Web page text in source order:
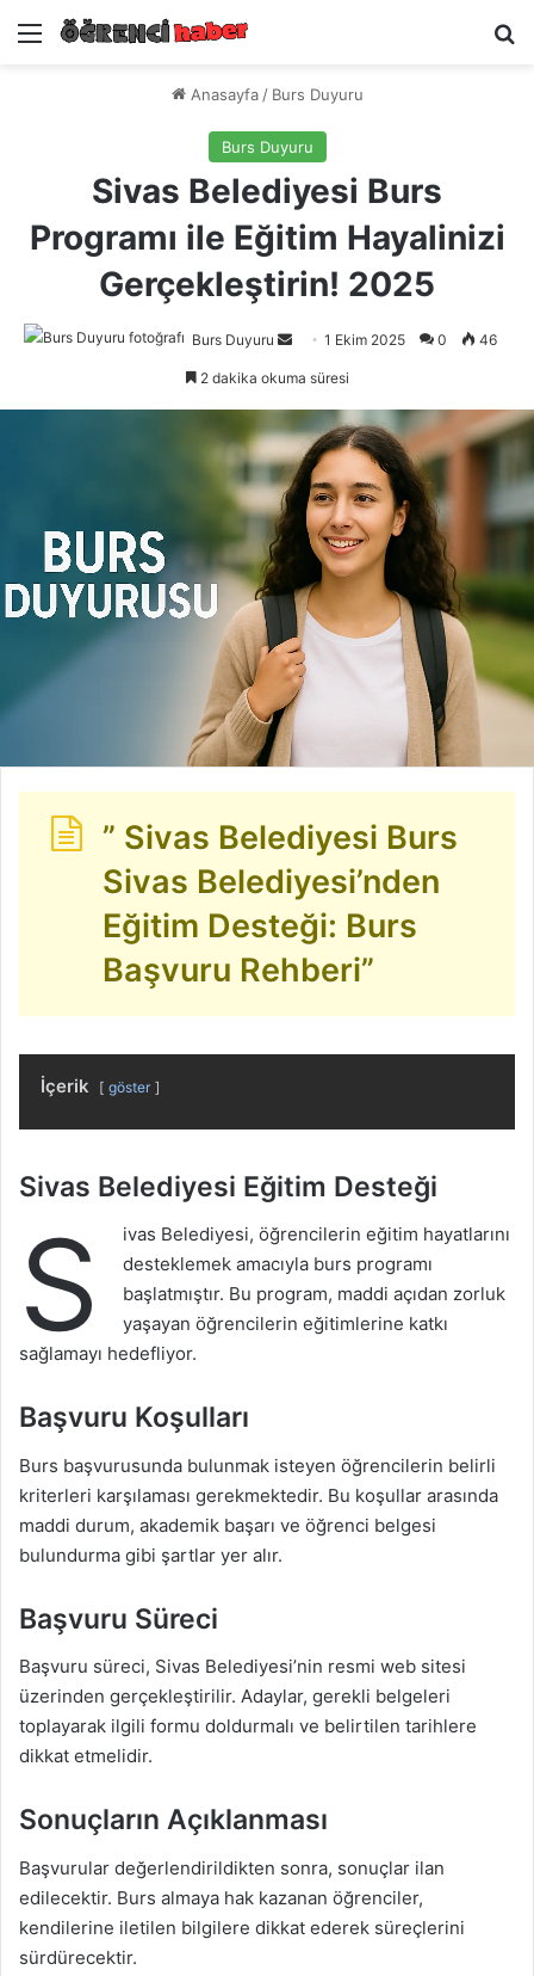
Menü
Anasayfa / Burs Duyuru
Burs Duyuru
Sivas Belediyesi Burs
Programı ile Eğitim Hayalinizi
Gerçekleştirin! 2025
Burs Duyuru
Bir
göndermek
1 Ekim 2025 0 46
2 dakika okuma süresi
” Sivas Belediyesi Burs
Sivas Belediyesi’nden
Eğitim Desteği: Burs
Başvuru Rehberi”
İçerik göster
Sivas Belediyesi Eğitim Desteği
S
ivas Belediyesi, öğrencilerin eğitim hayatlarını
desteklemek amacıyla burs programı
başlatmıştır. Bu program, maddi açıdan zorluk
yaşayan öğrencilerin eğitimlerine katkı
sağlamayı hedefliyor.
Başvuru Koşulları
Burs başvurusunda bulunmak isteyen öğrencilerin belirli
kriterleri karşılaması gerekmektedir. Bu koşullar arasında
maddi durum, akademik başarı ve öğrenci belgesi
bulundurma gibi şartlar yer alır.
Başvuru Süreci
Başvuru süreci, Sivas Belediyesi’nin resmi web sitesi
üzerinden gerçekleştirilir. Adaylar, gerekli belgeleri
toplayarak ilgili formu doldurmalı ve belirtilen tarihlere
dikkat etmelidir.
Sonuçların Açıklanması
Başvurular değerlendirildikten sonra, sonuçlar ilan
edilecektir. Burs almaya hak kazanan öğrenciler,
kendilerine iletilen bilgilere dikkat ederek süreçlerini
sürdürecektir.